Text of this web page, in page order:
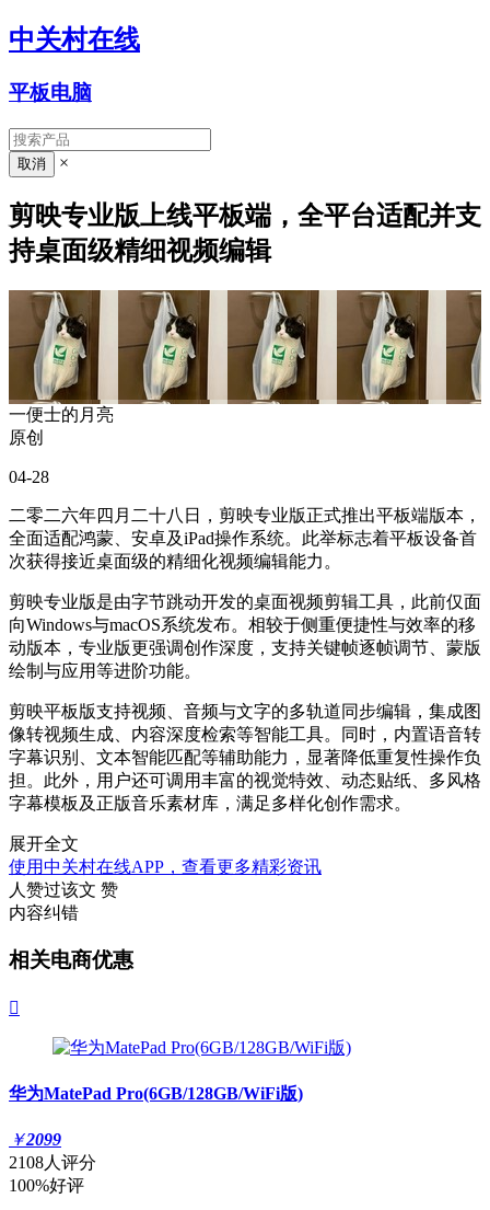
中关村在线
平板电脑
×
剪映专业版上线平板端，全平台适配并支
持桌面级精细视频编辑
一便士的月亮
原创
04-28
二零二六年四月二十八日，剪映专业版正式推出平板端版本，
全面适配鸿蒙、安卓及iPad操作系统。此举标志着平板设备首
次获得接近桌面级的精细化视频编辑能力。
剪映专业版是由字节跳动开发的桌面视频剪辑工具，此前仅面
向Windows与macOS系统发布。相较于侧重便捷性与效率的移
动版本，专业版更强调创作深度，支持关键帧逐帧调节、蒙版
绘制与应用等进阶功能。
剪映平板版支持视频、音频与文字的多轨道同步编辑，集成图
像转视频生成、内容深度检索等智能工具。同时，内置语音转
字幕识别、文本智能匹配等辅助能力，显著降低重复性操作负
担。此外，用户还可调用丰富的视觉特效、动态贴纸、多风格
字幕模板及正版音乐素材库，满足多样化创作需求。
展开全文
使用中关村在线APP，查看更多精彩资讯
人赞过该文 赞
内容纠错
相关电商优惠

华为MatePad Pro(6GB/128GB/WiFi版)
￥2099
2108人评分
100%好评